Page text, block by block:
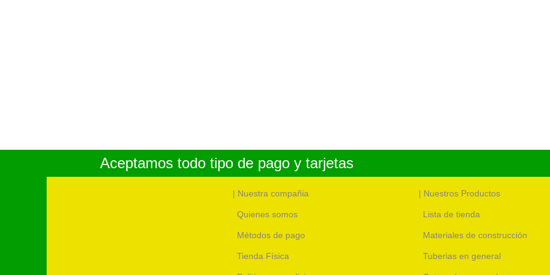
Aceptamos todo tipo de pago y tarjetas
| Nuestra compañia
Quienes somos
Métodos de pago
Tienda Física
| Nuestros Productos
Lista de tienda
Materiales de construcción
Tuberias en general